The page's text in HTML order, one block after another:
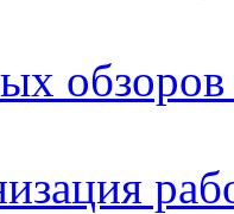
обзоров